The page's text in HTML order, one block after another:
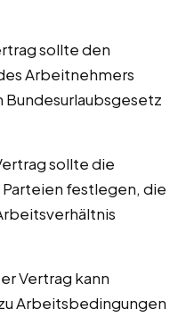
sollte den
Arbeitnehmers
Bundesurlaubsgesetz
sollte die
festlegen, die
Vertrag kann
Arbeitsbedingungen